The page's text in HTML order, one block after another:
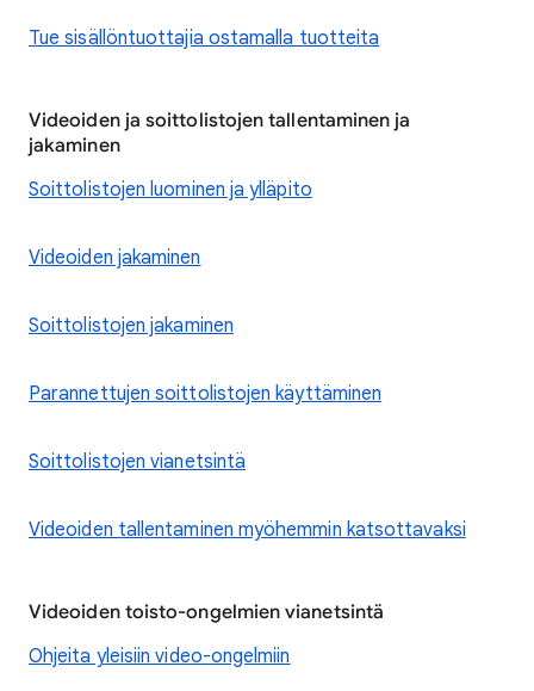
Tue sisällöntuottajia ostamalla tuotteita
Videoiden ja soittolistojen tallentaminen ja
jakaminen
Soittolistojen luominen ja ylläpito
Videoiden jakaminen
Soittolistojen jakaminen
Parannettujen soittolistojen käyttäminen
Soittolistojen vianetsintä
Videoiden tallentaminen myöhemmin katsottavaksi
Videoiden toisto-ongelmien vianetsintä
Ohjeita yleisiin video-ongelmiin